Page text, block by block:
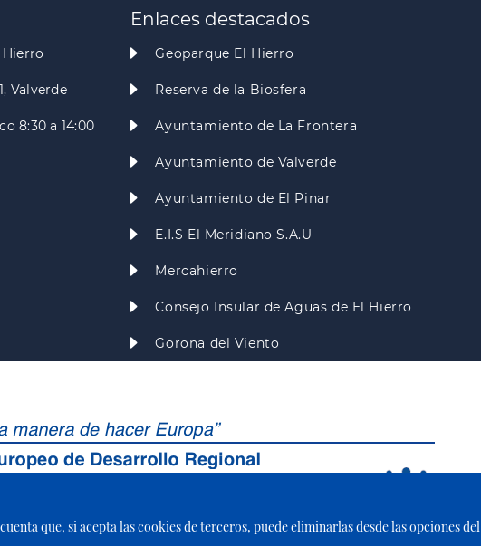
que, si acepta las cookies de terceros, puede eliminarlas desde las opciones
Hierro
Valverde
8:30 a 14:00
Enlaces destacados
Geoparque El Hierro
Reserva de la Biosfera
Ayuntamiento de La Frontera
Ayuntamiento de Valverde
Ayuntamiento de El Pinar
E.I.S El Meridiano S.A.U
Mercahierro
Consejo Insular de Aguas de El Hierro
Gorona del Viento